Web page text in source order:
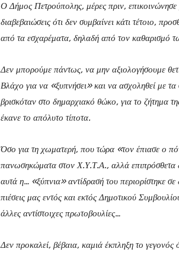
Ο Δήμος Πετρούπολης, μέρες πριν, επικοινώνησε
διαβεβαιώσεις ότι δεν συμβαίνει κάτι τέτοιο,
από τα εσχαρέματα, δηλαδή από τον καθαρισμό
Δεν μπορούμε πάντως, να μην αξιολογήσουμε
Βλάχο για να «ξυπνήσει» και να ασχοληθεί με
βρισκόταν στο δημαρχιακό θώκο, για το ζήτημα
έκανε το απόλυτο τίποτα.
Όσο για τη χωματερή, που τώρα «τον έπιασε ο
πανωσηκώματα στον Χ.Υ.Τ.Α., αλλά επιπρόσθετα
αυτά η… «ξύπνια» αντίδρασή του περιορίστηκε
πιέσεις μας εντός και εκτός Δημοτικού
άλλες αντίστοιχες πρωτοβουλίες…
Δεν προκαλεί, βέβαια, καμιά έκπληξη το γεγονός